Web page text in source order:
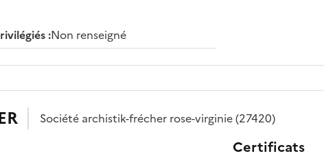
:Non renseigné
Société archistik-frécher rose-virginie(27420)
Certificats